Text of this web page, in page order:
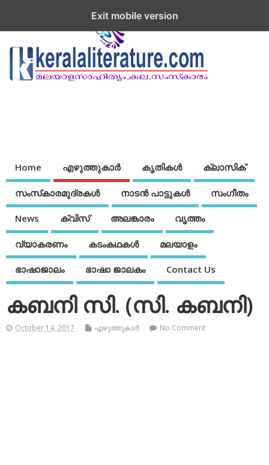
Home എഴുത്തുകാര്‍ കൃതികൾ ക്ലാസിക്
സംസ്‌കാരമുദ്രകള്‍ നാടന്‍ പാട്ടുകള്‍ സംഗീതം
News ക്വിസ് അലങ്കാരം വൃത്തം
വ്യാകരണം കടംകഥകള്‍ മലയാളം
ഭാഷാജാലം ഭാഷാ ജാലകം Contact Us
കബനി സി. (സി. കബനി)
October 14, 2017 എഴുത്തുകാര്‍ No Comment
Exit mobile version